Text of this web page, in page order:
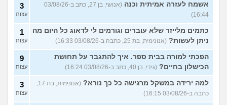
אשמח לעזרה אמיתית וכנה
(אנושי, בן 27, כתב ב-03/08/26
16:44)
3
עצות
כתמים מלייזר שלא עוברים וגורמים לי לדאוג כל היום מה
ניתן לעשות? (אנונימית, בת 25, כתבה ב-03/08/26 16:33)
1
עצות
הפכתי למורה בבית ספר. איך להתגבר על תחושת
הכישלון בחיים? (גידי, בן 40, כתב ב-03/08/26 16:24)
9
עצות
למה ירידה במשקל מרגישה כל כך נורא?
(אנונימית, בת 17,
כתבה ב-03/08/26 16:15)
3
עצות